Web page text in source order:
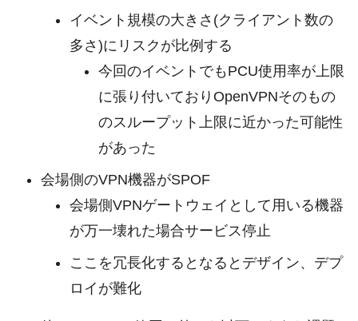
イベント規模の大きさ(クライアント数の
多さ)にリスクが比例する
今回のイベントでもPCU使用率が上限
に張り付いておりOpenVPNそのもの
のスループット上限に近かった可能性
があった
会場側のVPN機器がSPOF
会場側VPNゲートウェイとして用いる機器
が万一壊れた場合サービス停止
ここを冗長化するとなるとデザイン、デプ
ロイが難化